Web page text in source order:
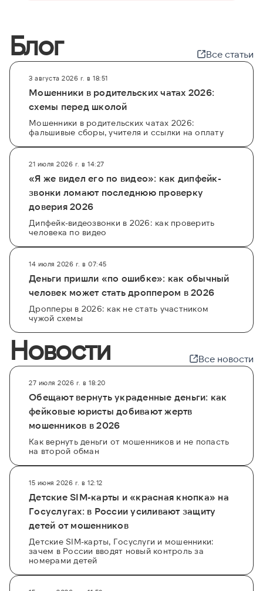
Блог Все статьи
3 августа 2026 г. в 18:51
Мошенники в родительских чатах 2026:
схемы перед школой
Мошенники в родительских чатах 2026:
фальшивые сборы, учителя и ссылки на оплату
21 июля 2026 г. в 14:27
«Я же видел его по видео»: как дипфейк-
звонки ломают последнюю проверку
доверия 2026
Дипфейк-видеозвонки в 2026: как проверить
человека по видео
14 июля 2026 г. в 07:45
Деньги пришли «по ошибке»: как обычный
человек может стать дроппером в 2026
Дропперы в 2026: как не стать участником
чужой схемы
Новости Все новости
27 июля 2026 г. в 18:20
Обещают вернуть украденные деньги: как
фейковые юристы добивают жертв
мошенников в 2026
Как вернуть деньги от мошенников и не попасть
на второй обман
15 июня 2026 г. в 12:12
Детские SIM-карты и «красная кнопка» на
Госуслугах: в России усиливают защиту
детей от мошенников
Детские SIM-карты, Госуслуги и мошенники:
зачем в России вводят новый контроль за
номерами детей